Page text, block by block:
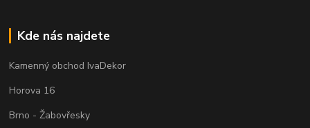
Kde nás najdete
Kamenný obchod IvaDekor
Horova 16
Brno - Žabovřesky